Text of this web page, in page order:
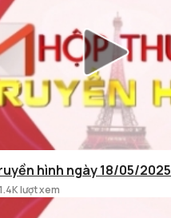
hình ngày 18/05/2025
1.4K lượt xem